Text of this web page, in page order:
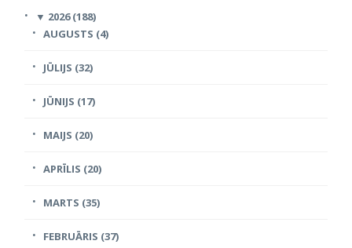
▼ 2026 (188)
AUGUSTS (4)
JŪLIJS (32)
JŪNIJS (17)
MAIJS (20)
APRĪLIS (20)
MARTS (35)
FEBRUĀRIS (37)